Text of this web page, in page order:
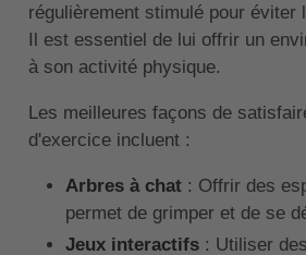
régulièrement stimulé pour éviter
Il est essentiel de lui offrir un
à son activité physique.
Les meilleures façons de
d'exercice incluent :
Arbres à chat: Offrir des
permet de grimper et de se
Jeux interactifs: Utiliser